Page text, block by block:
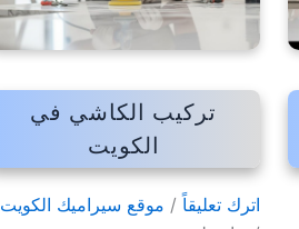
تركيب الكاشي في
الكويت
اترك تعليقاً / موقع سيراميك الكويت